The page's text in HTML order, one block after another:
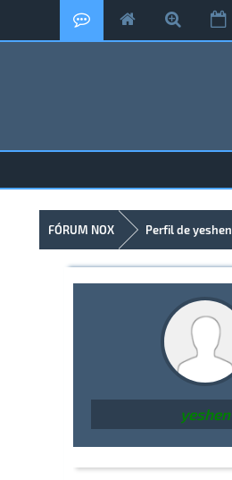
FÓRUM NOX Perfil de yeshen
yeshen